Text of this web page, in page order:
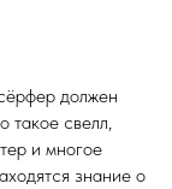
должен
такое свелл,
и многое
знание о